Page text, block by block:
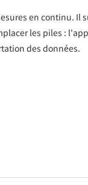
en continu. Il
les piles :
des données.